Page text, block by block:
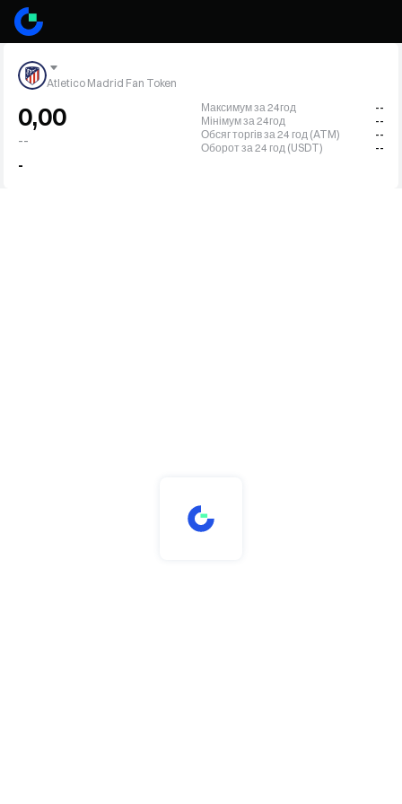
Atletico Madrid Fan Token
0,00
--
-
Максимум за 24год
--
Мінімум за 24год
--
Обсяг торгів за 24 год (ATM)
--
Оборот за 24 год (USDT)
--